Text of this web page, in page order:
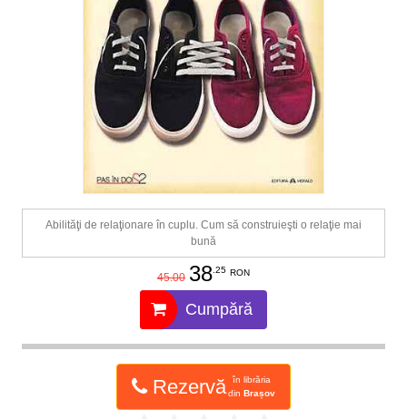
Abilităţi de relaţionare în cuplu. Cum să construieşti o relaţie mai
bună
45.00 38.25 RON
Cumpără
Rezervă
în librăria
din Brașov